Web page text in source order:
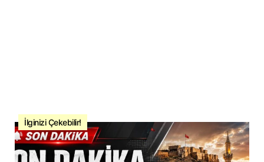
İlginizi Çekebilir!